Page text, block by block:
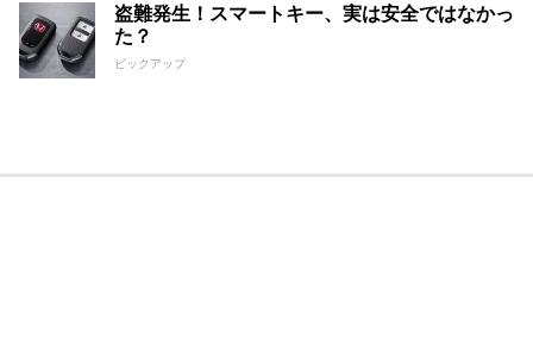
盗難発生！スマートキー、実は安全ではなかっ
た？
ピックアップ